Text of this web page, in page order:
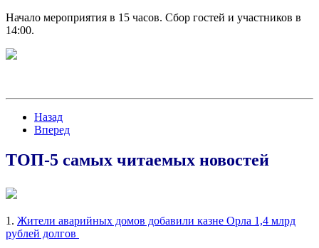
Начало мероприятия в 15 часов. Сбор гостей и участников в
14:00.
Назад
Вперед
ТОП-5 самых читаемых новостей
1. Жители аварийных домов добавили казне Орла 1,4 млрд
рублей долгов